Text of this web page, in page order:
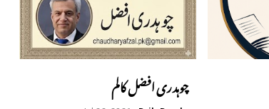
چوہدری افضل کالم